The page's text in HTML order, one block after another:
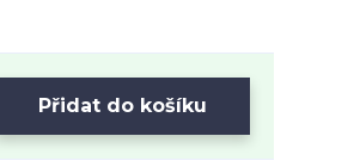
Přidat do košíku